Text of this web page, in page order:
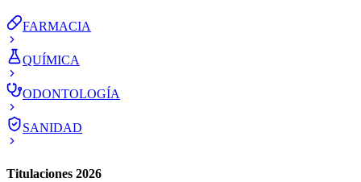
FARMACIA
QUÍMICA
ODONTOLOGÍA
SANIDAD
Titulaciones 2026